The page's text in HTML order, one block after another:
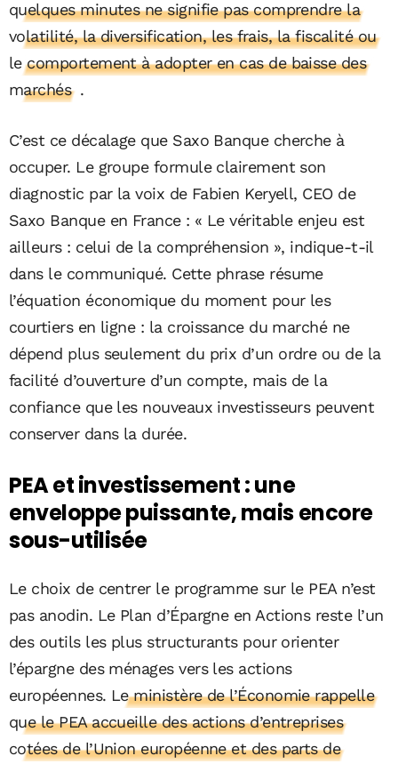
quelques minutes ne signifie pas comprendre la
volatilité, la diversification, les frais, la fiscalité ou
le comportement à adopter en cas de baisse des
marchés .
C’est ce décalage que Saxo Banque cherche à
occuper. Le groupe formule clairement son
diagnostic par la voix de Fabien Keryell, CEO de
Saxo Banque en France : « Le véritable enjeu est
ailleurs : celui de la compréhension », indique-t-il
dans le communiqué. Cette phrase résume
l’équation économique du moment pour les
courtiers en ligne : la croissance du marché ne
dépend plus seulement du prix d’un ordre ou de la
facilité d’ouverture d’un compte, mais de la
confiance que les nouveaux investisseurs peuvent
conserver dans la durée.
PEA et investissement : une
enveloppe puissante, mais encore
sous-utilisée
Le choix de centrer le programme sur le PEA n’est
pas anodin. Le Plan d’Épargne en Actions reste l’un
des outils les plus structurants pour orienter
l’épargne des ménages vers les actions
européennes. Le ministère de l’Économie rappelle
que le PEA accueille des actions d’entreprises
cotées de l’Union européenne et des parts de